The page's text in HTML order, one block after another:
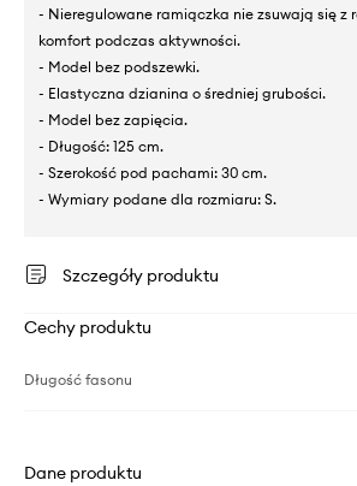
- Nieregulowane ramiączka nie zsuwają się z
komfort podczas aktywności.
- Model bez podszewki.
- Elastyczna dzianina o średniej grubości.
- Model bez zapięcia.
- Długość: 125 cm.
- Szerokość pod pachami: 30 cm.
- Wymiary podane dla rozmiaru: S.
Szczegóły produktu
Cechy produktu
Długość fasonu
Dane produktu